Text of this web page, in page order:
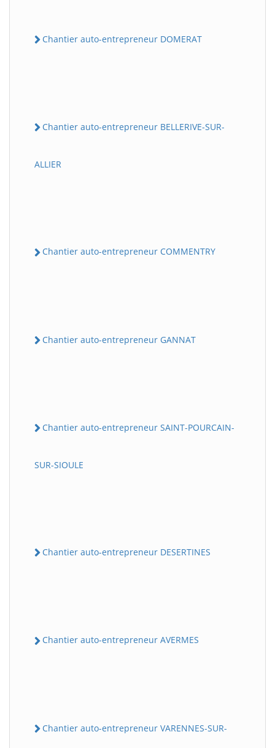
Chantier auto-entrepreneur DOMERAT
Chantier auto-entrepreneur BELLERIVE-SUR-
ALLIER
Chantier auto-entrepreneur COMMENTRY
Chantier auto-entrepreneur GANNAT
Chantier auto-entrepreneur SAINT-POURCAIN-
SUR-SIOULE
Chantier auto-entrepreneur DESERTINES
Chantier auto-entrepreneur AVERMES
Chantier auto-entrepreneur VARENNES-SUR-